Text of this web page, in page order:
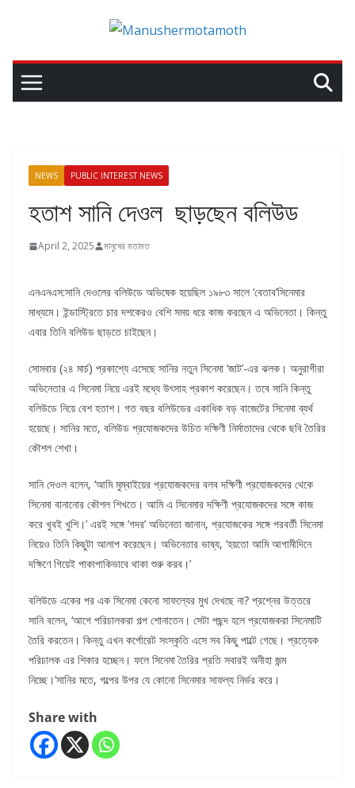
NEWS PUBLIC INTEREST NEWS
হতাশ সানি দেওল ছাড়ছেন বলিউড
April 2, 2025 মানুষের মতামত
এনএনএস:সানি দেওলের বলিউডে অভিষেক হয়েছিল ১৯৮৩ সালে ‘বেতাব’সিনেমার
মাধ্যমে। ইন্ডাস্ট্রিতে চার দশকেরও বেশি সময় ধরে কাজ করছেন এ অভিনেতা। কিন্তু
এবার তিনি বলিউড ছাড়তে চাইছেন।
সোমবার (২৪ মার্চ) প্রকাশ্যে এসেছে সানির নতুন সিনেমা ‘জাট’-এর ঝলক। অনুরাগীরা
অভিনেতার এ সিনেমা নিয়ে এরই মধ্যে উৎসাহ প্রকাশ করেছেন। তবে সানি কিন্তু
বলিউডে নিয়ে বেশ হতাশ। গত বছর বলিউডের একাধিক বড় বাজেটের সিনেমা ব্যর্থ
হয়েছে। সানির মতে, বলিউড প্রযোজকদের উচিত দক্ষিণী নির্মাতাদের থেকে ছবি তৈরির
কৌশল শেখা।
সানি দেওল বলেন, ‘আমি মুম্বাইয়ের প্রযোজকদের বলব দক্ষিণী প্রযোজকদের থেকে
সিনেমা বানানোর কৌশল শিখতে। আমি এ সিনেমার দক্ষিণী প্রযোজকদের সঙ্গে কাজ
করে খুবই খুশি।’ এরই সঙ্গে ‘গদর’ অভিনেতা জানান, প্রযোজকের সঙ্গে পরবর্তী সিনেমা
নিয়েও তিনি কিছুটা আলাপ করেছেন। অভিনেতার ভাষ্য, ‘হয়তো আমি আগামীদিনে
দক্ষিণে গিয়েই পাকাপাকিভাবে থাকা শুরু করব।’
বলিউডে একের পর এক সিনেমা কেনো সাফল্যের মুখ দেখছে না? প্রশ্নের উত্তরে
সানি বলেন, ‘আগে পরিচালকরা গল্প শোনাতেন। সেটা পছন্দ হলে প্রযোজকরা সিনেমাটি
তৈরি করতেন। কিন্তু এখন কর্পোরেট সংস্কৃতি এসে সব কিছু পাল্টে গেছে। প্রত্যেক
পরিচালক এর শিকার হচ্ছেন। ফলে সিনেমা তৈরির প্রতি সবারই অনীহা জন্ম
নিচ্ছে।’সানির মতে, গল্পের উপর যে কোনো সিনেমার সাফল্য নির্ভর করে।
Share with